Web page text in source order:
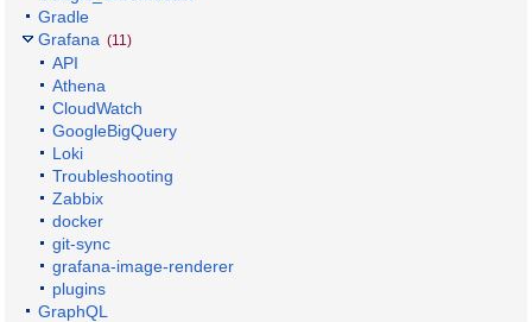
Gradle
Grafana (11)
API
Athena
CloudWatch
GoogleBigQuery
Loki
Troubleshooting
Zabbix
docker
git-sync
grafana-image-renderer
plugins
GraphQL